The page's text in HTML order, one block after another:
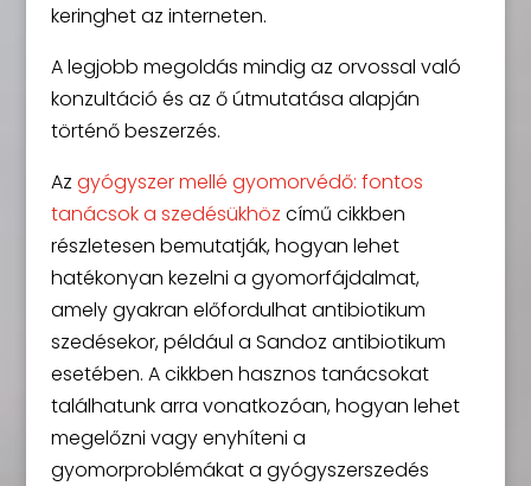
keringhet az interneten.
A legjobb megoldás mindig az orvossal való
konzultáció és az ő útmutatása alapján
történő beszerzés.
Az gyógyszer mellé gyomorvédő: fontos
tanácsok a szedésükhöz című cikkben
részletesen bemutatják, hogyan lehet
hatékonyan kezelni a gyomorfájdalmat,
amely gyakran előfordulhat antibiotikum
szedésekor, például a Sandoz antibiotikum
esetében. A cikkben hasznos tanácsokat
találhatunk arra vonatkozóan, hogyan lehet
megelőzni vagy enyhíteni a
gyomorproblémákat a gyógyszerszedés